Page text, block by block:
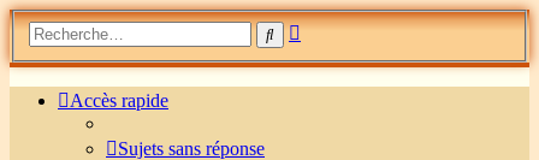
Rechercher
Recherche
Accès rapide
Sujets sans réponse